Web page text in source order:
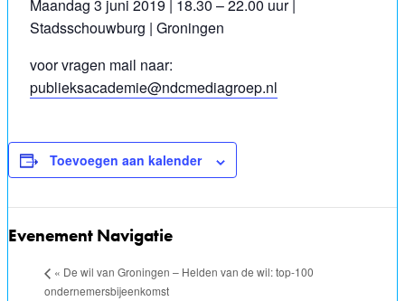
Maandag 3 juni 2019 | 18.30 – 22.00 uur |
Stadsschouwburg | Groningen
voor vragen mail naar:
publieksacademie@ndcmediagroep.nl
Toevoegen aan kalender
Evenement Navigatie
« De wil van Groningen – Helden van de wil: top-100
ondernemersbijeenkomst